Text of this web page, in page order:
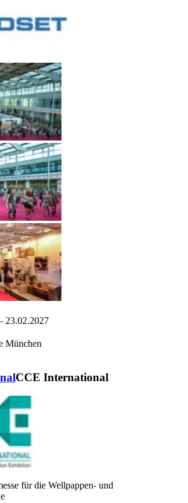
23.02.2027
München
CCE International
für die Wellpappen- und